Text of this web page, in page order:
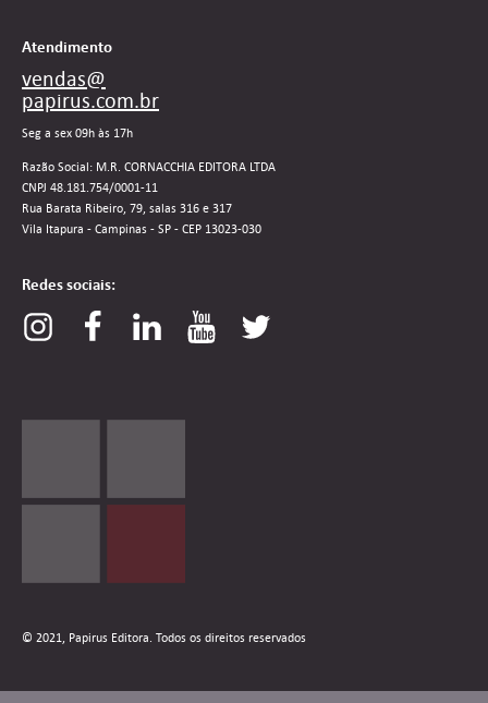
Atendimento
vendas@
papirus.com.br
Seg a sex 09h às 17h
Razão Social: M.R. CORNACCHIA EDITORA LTDA
CNPJ 48.181.754/0001-11
Rua Barata Ribeiro, 79, salas 316 e 317
Vila Itapura - Campinas - SP - CEP 13023-030
Redes sociais:
© 2021, Papirus Editora. Todos os direitos reservados